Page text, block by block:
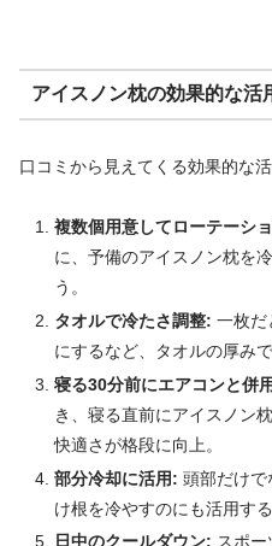
アイスノン枕の効果的な活
口コミから見えてくる効果的な
複数個用意してローテーシ
に、予備のアイスノン枕を
う。
タオルで冷たさ調整: 一枚だ
にするなど、タオルの厚み
寝る30分前にエアコンと併
き、寝る直前にアイスノン
快適さが格段に向上。
部分冷却に活用: 頭部だけで
け根を冷やすのにも活用する
日中のクールダウン: スポー